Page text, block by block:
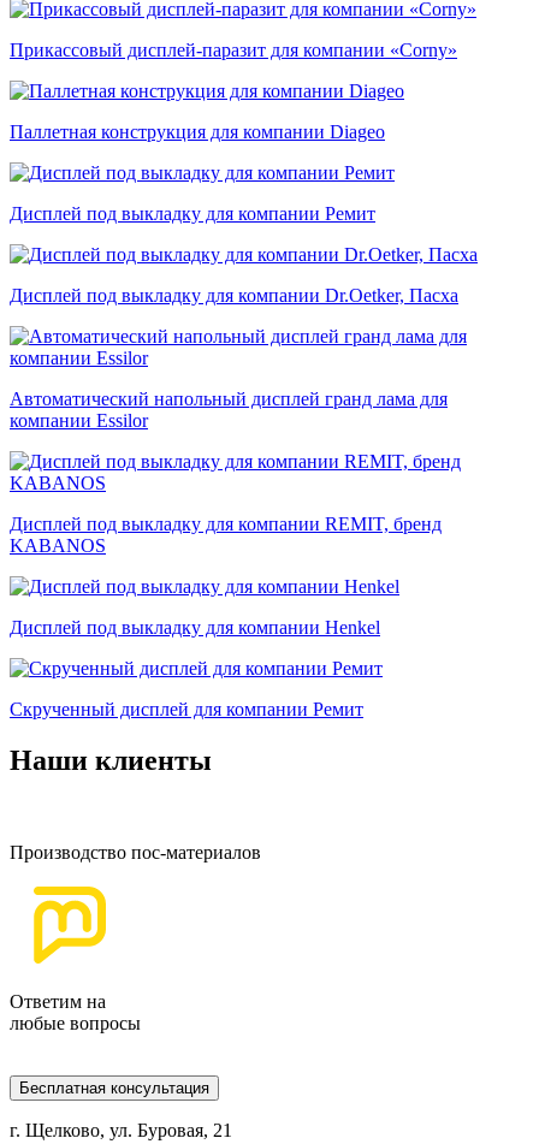
Прикассовый дисплей-паразит для компании «Corny»
Паллетная конструкция для компании Diageo
Дисплей под выкладку для компании Ремит
Дисплей под выкладку для компании Dr.Oetker, Пасха
Автоматический напольный дисплей гранд лама для
компании Essilor
Дисплей под выкладку для компании REMIT, бренд
KABANOS
Дисплей под выкладку для компании Henkel
Скрученный дисплей для компании Ремит
Наши клиенты
Производство пос-материалов
Ответим на
любые вопросы
Бесплатная консультация
г. Щелково, ул. Буровая, 21